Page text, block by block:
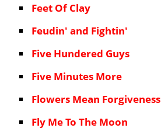
Feet Of Clay
Feudin' and Fightin'
Five Hundered Guys
Five Minutes More
Flowers Mean Forgiveness
Fly Me To The Moon